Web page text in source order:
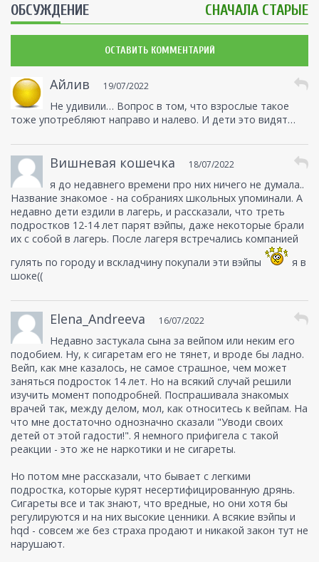
ОБСУЖДЕНИЕ СНАЧАЛА СТАРЫЕ
ОСТАВИТЬ КОММЕНТАРИЙ
Айлив 19/07/2022
Не удивили… Вопрос в том, что взрослые такое
тоже употребляют направо и налево. И дети это видят…
Вишневая кошечка 18/07/2022
я до недавнего времени про них ничего не думала..
Название знакомое - на собраниях школьных упоминали. А
недавно дети ездили в лагерь, и рассказали, что треть
подростков 12-14 лет парят вэйпы, даже некоторые брали
их с собой в лагерь. После лагеря встречались компанией
гулять по городу и вскладчину покупали эти вэйпы
я в
шоке((
Elena_Andreeva 16/07/2022
Недавно застукала сына за вейпом или неким его
подобием. Ну, к сигаретам его не тянет, и вроде бы ладно.
Вейп, как мне казалось, не самое страшное, чем может
заняться подросток 14 лет. Но на всякий случай решили
изучить момент поподробней. Поспрашивала знакомых
врачей так, между делом, мол, как относитесь к вейпам. На
что мне достаточно однозначно сказали "Уводи своих
детей от этой гадости!". Я немного прифигела с такой
реакции - это же не наркотики и не сигареты.
Но потом мне рассказали, что бывает с легкими
подростка, которые курят несертифицированную дрянь.
Сигареты все и так знают, что вредные, но они хотя бы
регулируются и на них высокие ценники. А всякие вэйпы и
hqd - совсем же без страха продают и никакой закон тут не
нарушают.